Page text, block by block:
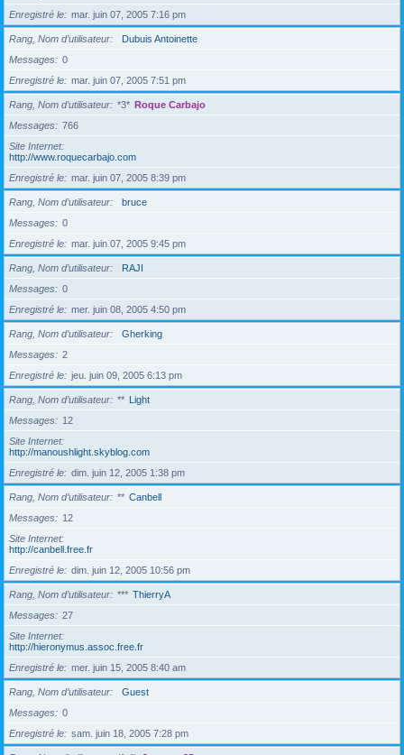
Enregistré le
mar. juin 07, 2005 7:16 pm
Rang, Nom d’utilisateur
Dubuis Antoinette
Messages
0
Enregistré le
mar. juin 07, 2005 7:51 pm
Rang, Nom d’utilisateur *3* Roque Carbajo
Messages
766
Site Internet
http://www.roquecarbajo.com
Enregistré le
mar. juin 07, 2005 8:39 pm
Rang, Nom d’utilisateur
bruce
Messages
0
Enregistré le
mar. juin 07, 2005 9:45 pm
Rang, Nom d’utilisateur
RAJI
Messages
0
Enregistré le
mer. juin 08, 2005 4:50 pm
Rang, Nom d’utilisateur
Gherking
Messages
2
Enregistré le
jeu. juin 09, 2005 6:13 pm
Rang, Nom d’utilisateur ** Light
Messages
12
Site Internet
http://manoushlight.skyblog.com
Enregistré le
dim. juin 12, 2005 1:38 pm
Rang, Nom d’utilisateur ** Canbell
Messages
12
Site Internet
http://canbell.free.fr
Enregistré le
dim. juin 12, 2005 10:56 pm
Rang, Nom d’utilisateur *** ThierryA
Messages
27
Site Internet
http://hieronymus.assoc.free.fr
Enregistré le
mer. juin 15, 2005 8:40 am
Rang, Nom d’utilisateur
Guest
Messages
0
Enregistré le
sam. juin 18, 2005 7:28 pm